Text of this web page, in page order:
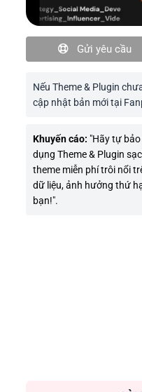
Gửi yêu cầu
Nếu Theme & Plugin
cập nhật bản mới tại
Khuyến cáo: "Hãy tự
dụng Theme & Plugin
theme miễn phí trôi nổi
dữ liệu, ảnh hưởng thứ
bạn!".